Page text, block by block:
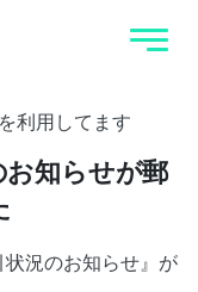
利用してます
お知らせが郵
況のお知らせ』が